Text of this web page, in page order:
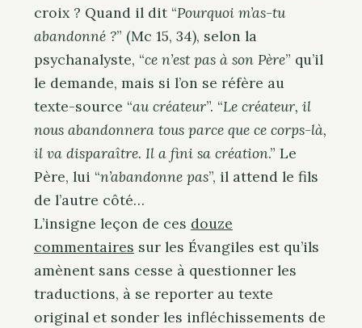
croix ? Quand il dit “Pourquoi m’as-tu
abandonné ?” (Mc 15, 34), selon la
psychanalyste, “ce n’est pas à son Père” qu’il
le demande, mais si l’on se réfère au
texte-source “au créateur”. “Le créateur, il
nous abandonnera tous parce que ce corps-là,
il va disparaître. Il a fini sa création.” Le
Père, lui “n’abandonne pas”, il attend le fils
de l’autre côté…
L’insigne leçon de ces douze
commentaires sur les Évangiles est qu’ils
amènent sans cesse à questionner les
traductions, à se reporter au texte
original et sonder les infléchissements de